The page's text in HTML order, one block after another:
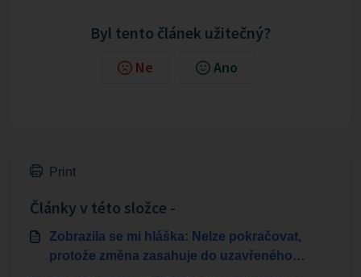
Byl tento článek užitečný?
Ne Ano
Print
Články v této složce -
Zobrazila se mi hláška: Nelze pokračovat,
protože změna zasahuje do uzavřeného